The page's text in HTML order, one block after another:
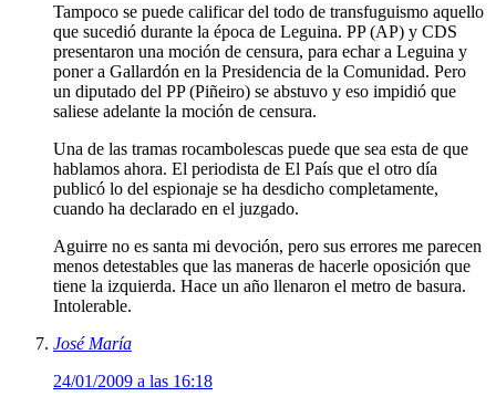
Tampoco se puede calificar del todo de transfuguismo aquello
que sucedió durante la época de Leguina. PP (AP) y CDS
presentaron una moción de censura, para echar a Leguina y
poner a Gallardón en la Presidencia de la Comunidad. Pero
un diputado del PP (Piñeiro) se abstuvo y eso impidió que
saliese adelante la moción de censura.
Una de las tramas rocambolescas puede que sea esta de que
hablamos ahora. El periodista de El País que el otro día
publicó lo del espionaje se ha desdicho completamente,
cuando ha declarado en el juzgado.
Aguirre no es santa mi devoción, pero sus errores me parecen
menos detestables que las maneras de hacerle oposición que
tiene la izquierda. Hace un año llenaron el metro de basura.
Intolerable.
José María
24/01/2009 a las 16:18